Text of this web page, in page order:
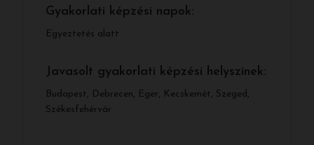
Gyakorlati képzési napok:
Egyeztetés alatt
Javasolt gyakorlati képzési helyszínek:
Budapest, Debrecen, Eger, Kecskemét, Szeged,
Székesfehérvár